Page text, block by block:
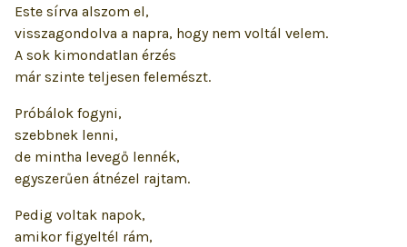
Este sírva alszom el,
visszagondolva a napra, hogy nem voltál velem.
A sok kimondatlan érzés
már szinte teljesen felemészt.
Próbálok fogyni,
szebbnek lenni,
de mintha levegő lennék,
egyszerűen átnézel rajtam.
Pedig voltak napok,
amikor figyeltél rám,